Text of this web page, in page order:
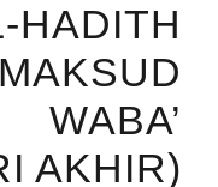
AKHIR)